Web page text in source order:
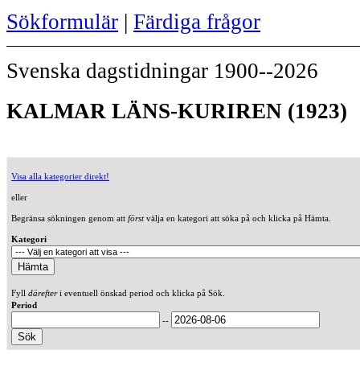
Sökformulär | Färdiga frågor
Svenska dagstidningar 1900--2026
KALMAR LÄNS-KURIREN (1923)
Visa alla kategorier direkt!
eller
Begränsa sökningen genom att förstvälja en kategori att söka på och klicka på Hämta.
Kategori
Fyll därefteri eventuell önskad period och klicka på Sök.
Period
--